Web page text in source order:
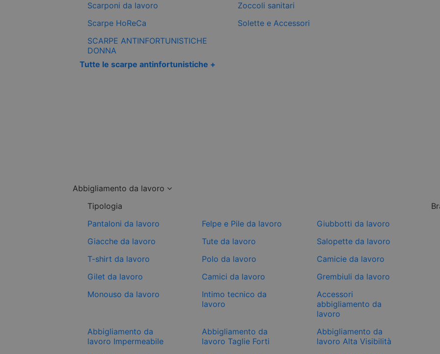
Scarponi da lavoro
Zoccoli sanitari
Scarpe HoReCa
Solette e Accessori
SCARPE ANTINFORTUNISTICHE
DONNA
Tutte le scarpe antinfortunistiche +
Abbigliamento da lavoro
Tipologia
Pantaloni da lavoro
Felpe e Pile da lavoro
Giubbotti da lavoro
Giacche da lavoro
Tute da lavoro
Salopette da lavoro
T-shirt da lavoro
Polo da lavoro
Camicie da lavoro
Gilet da lavoro
Camici da lavoro
Grembiuli da lavoro
Monouso da lavoro
Intimo tecnico da
lavoro
Accessori
abbigliamento da
lavoro
Abbigliamento da
lavoro Impermeabile
Abbigliamento da
lavoro Taglie Forti
Abbigliamento da
lavoro Alta Visibilità